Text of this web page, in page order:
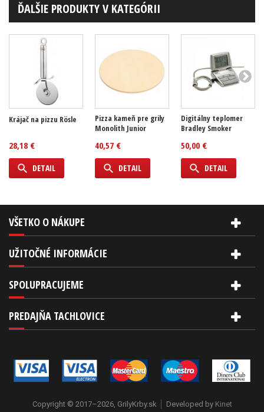
ĎALŠIE PRODUKTY V KATEGÓRII
Krájač na pizzu Rösle
28,18 €
DETAIL
Pizza kameň pre grily
Monolith Junior
40,57 €
DETAIL
Digitálny teplomer
Bradley Smoker
50,00 €
DETAIL
VŠETKO O NÁKUPE
UŽITOČNÉ INFORMÁCIE
SPOLUPRACUJEME
PREDAJŇA TACHLOVICE
Copyright © 2017–2026, GrilyKrby.sk Developed by Kinet